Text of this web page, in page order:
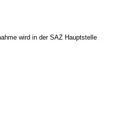
wird in der SAZ Hauptstelle